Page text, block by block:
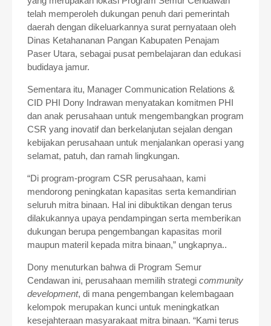
telah memperoleh dukungan penuh dari pemerintah
daerah dengan dikeluarkannya surat pernyataan oleh
Dinas Ketahananan Pangan Kabupaten Penajam
Paser Utara, sebagai pusat pembelajaran dan edukasi
budidaya jamur.
Sementara itu, Manager Communication Relations &
CID PHI Dony Indrawan menyatakan komitmen PHI
dan anak perusahaan untuk mengembangkan program
CSR yang inovatif dan berkelanjutan sejalan dengan
kebijakan perusahaan untuk menjalankan operasi yang
selamat, patuh, dan ramah lingkungan.
“Di program-program CSR perusahaan, kami
mendorong peningkatan kapasitas serta kemandirian
seluruh mitra binaan. Hal ini dibuktikan dengan terus
dilakukannya upaya pendampingan serta memberikan
dukungan berupa pengembangan kapasitas moril
maupun materil kepada mitra binaan,” ungkapnya..
Dony menuturkan bahwa di Program Semur
Cendawan ini, perusahaan memilih strategi community
development, di mana pengembangan kelembagaan
kelompok merupakan kunci untuk meningkatkan
kesejahteraan masyarakaat mitra binaan. “Kami terus